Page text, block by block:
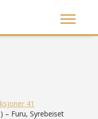
41
– Furu, Syrebeiset